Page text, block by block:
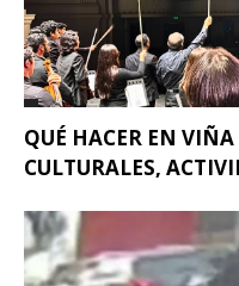
QUÉ HACER EN
CULTURALES,